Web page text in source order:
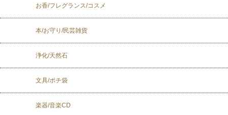
お香/フレグランス/コスメ
本/お守り/民芸雑貨
浄化/天然石
文具/ポチ袋
楽器/音楽CD